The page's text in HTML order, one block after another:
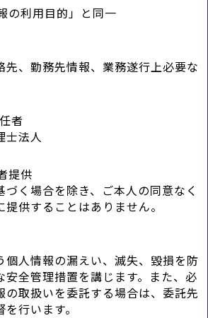
の利用目的」と同一
、勤務先情報、業務遂行上必要な
者
士法人
提供
く場合を除き、ご本人の同意なく
供することはありません。
個人情報の漏えい、滅失、毀損を防
安全管理措置を講じます。また、必
の取扱いを委託する場合は、委託先
行います。